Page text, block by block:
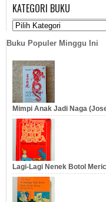
…
KATEGORI BUKU
Buku Populer Minggu Ini
Mimpi Anak Jadi Naga
Lagi-Lagi Nenek Botol